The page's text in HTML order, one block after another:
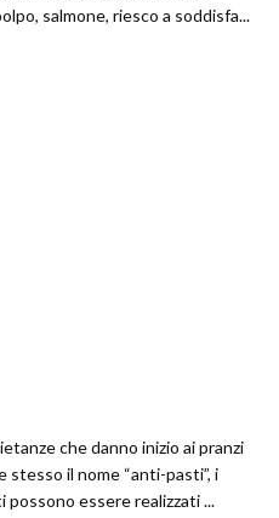
salmone, riesco a soddisfa...
che danno inizio ai pranzi
stesso il nome “anti-pasti”, i
essere realizzati ...